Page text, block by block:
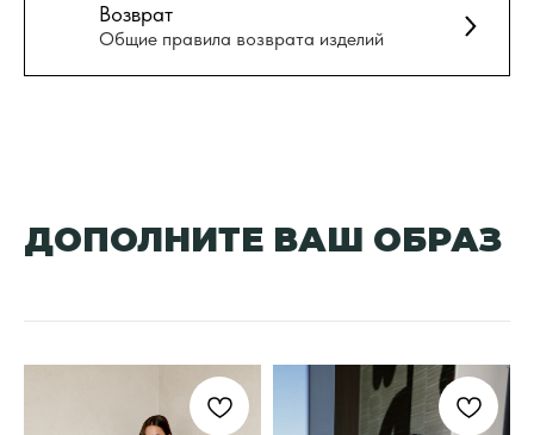
Возврат
Общие правила возврата изделий
ДОПОЛНИТЕ ВАШ ОБРАЗ